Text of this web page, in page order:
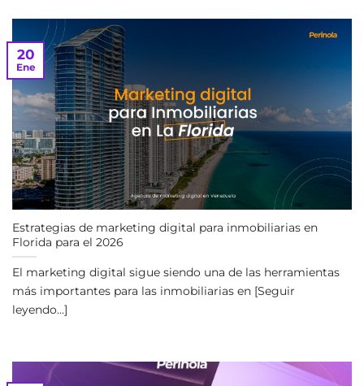
Estrategias de marketing digital para inmobiliarias en
Florida para el 2026
El marketing digital sigue siendo una de las herramientas
más importantes para las inmobiliarias en [Seguir
leyendo...]
20
Ene